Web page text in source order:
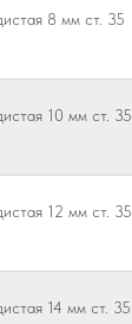
8 мм ст. 35
10 мм ст. 35
12 мм ст. 35
14 мм ст. 35